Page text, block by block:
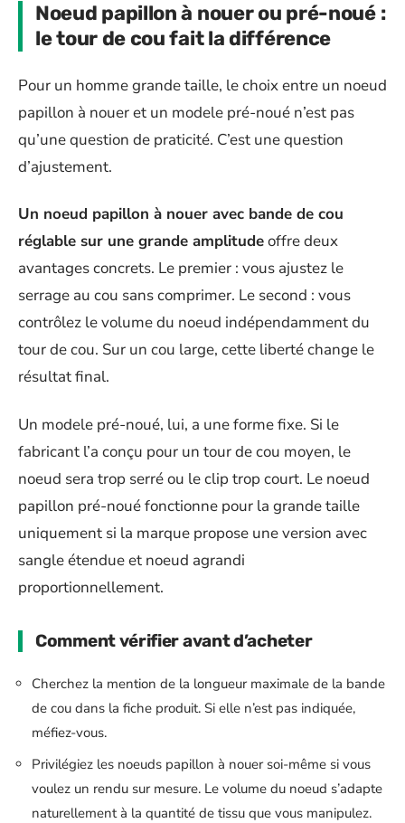
Noeud papillon à nouer ou pré-noué :
le tour de cou fait la différence
Pour un homme grande taille, le choix entre un noeud
papillon à nouer et un modele pré-noué n’est pas
qu’une question de praticité. C’est une question
d’ajustement.
Un noeud papillon à nouer avec bande de cou
réglable sur une grande amplitudeoffre deux
avantages concrets. Le premier : vous ajustez le
serrage au cou sans comprimer. Le second : vous
contrôlez le volume du noeud indépendamment du
tour de cou. Sur un cou large, cette liberté change le
résultat final.
Un modele pré-noué, lui, a une forme fixe. Si le
fabricant l’a conçu pour un tour de cou moyen, le
noeud sera trop serré ou le clip trop court. Le noeud
papillon pré-noué fonctionne pour la grande taille
uniquement si la marque propose une version avec
sangle étendue et noeud agrandi
proportionnellement.
Comment vérifier avant d’acheter
Cherchez la mention de la longueur maximale de la bande
de cou dans la fiche produit. Si elle n’est pas indiquée,
méfiez-vous.
Privilégiez les noeuds papillon à nouer soi-même si vous
voulez un rendu sur mesure. Le volume du noeud s’adapte
naturellement à la quantité de tissu que vous manipulez.